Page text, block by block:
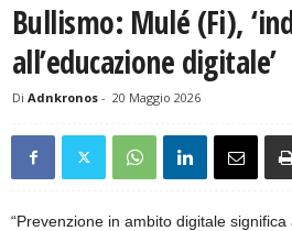
Bullismo: Mulé (Fi),
all’educazione digitale’
Di Adnkronos - 20 Maggio 2026
“Prevenzione in ambito digitale